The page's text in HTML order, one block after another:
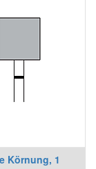
Körnung, 1